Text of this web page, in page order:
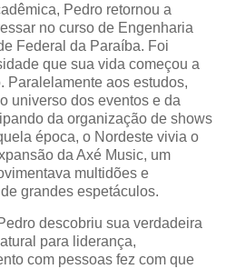
Pedro retornou a
no curso de Engenharia
Federal da Paraíba. Foi
que sua vida começou a
Paralelamente aos estudos,
universo dos eventos e da
da organização de shows
época, o Nordeste vivia o
da Axé Music, um
multidões e
grandes espetáculos.
descobriu sua verdadeira
para liderança,
com pessoas fez com que